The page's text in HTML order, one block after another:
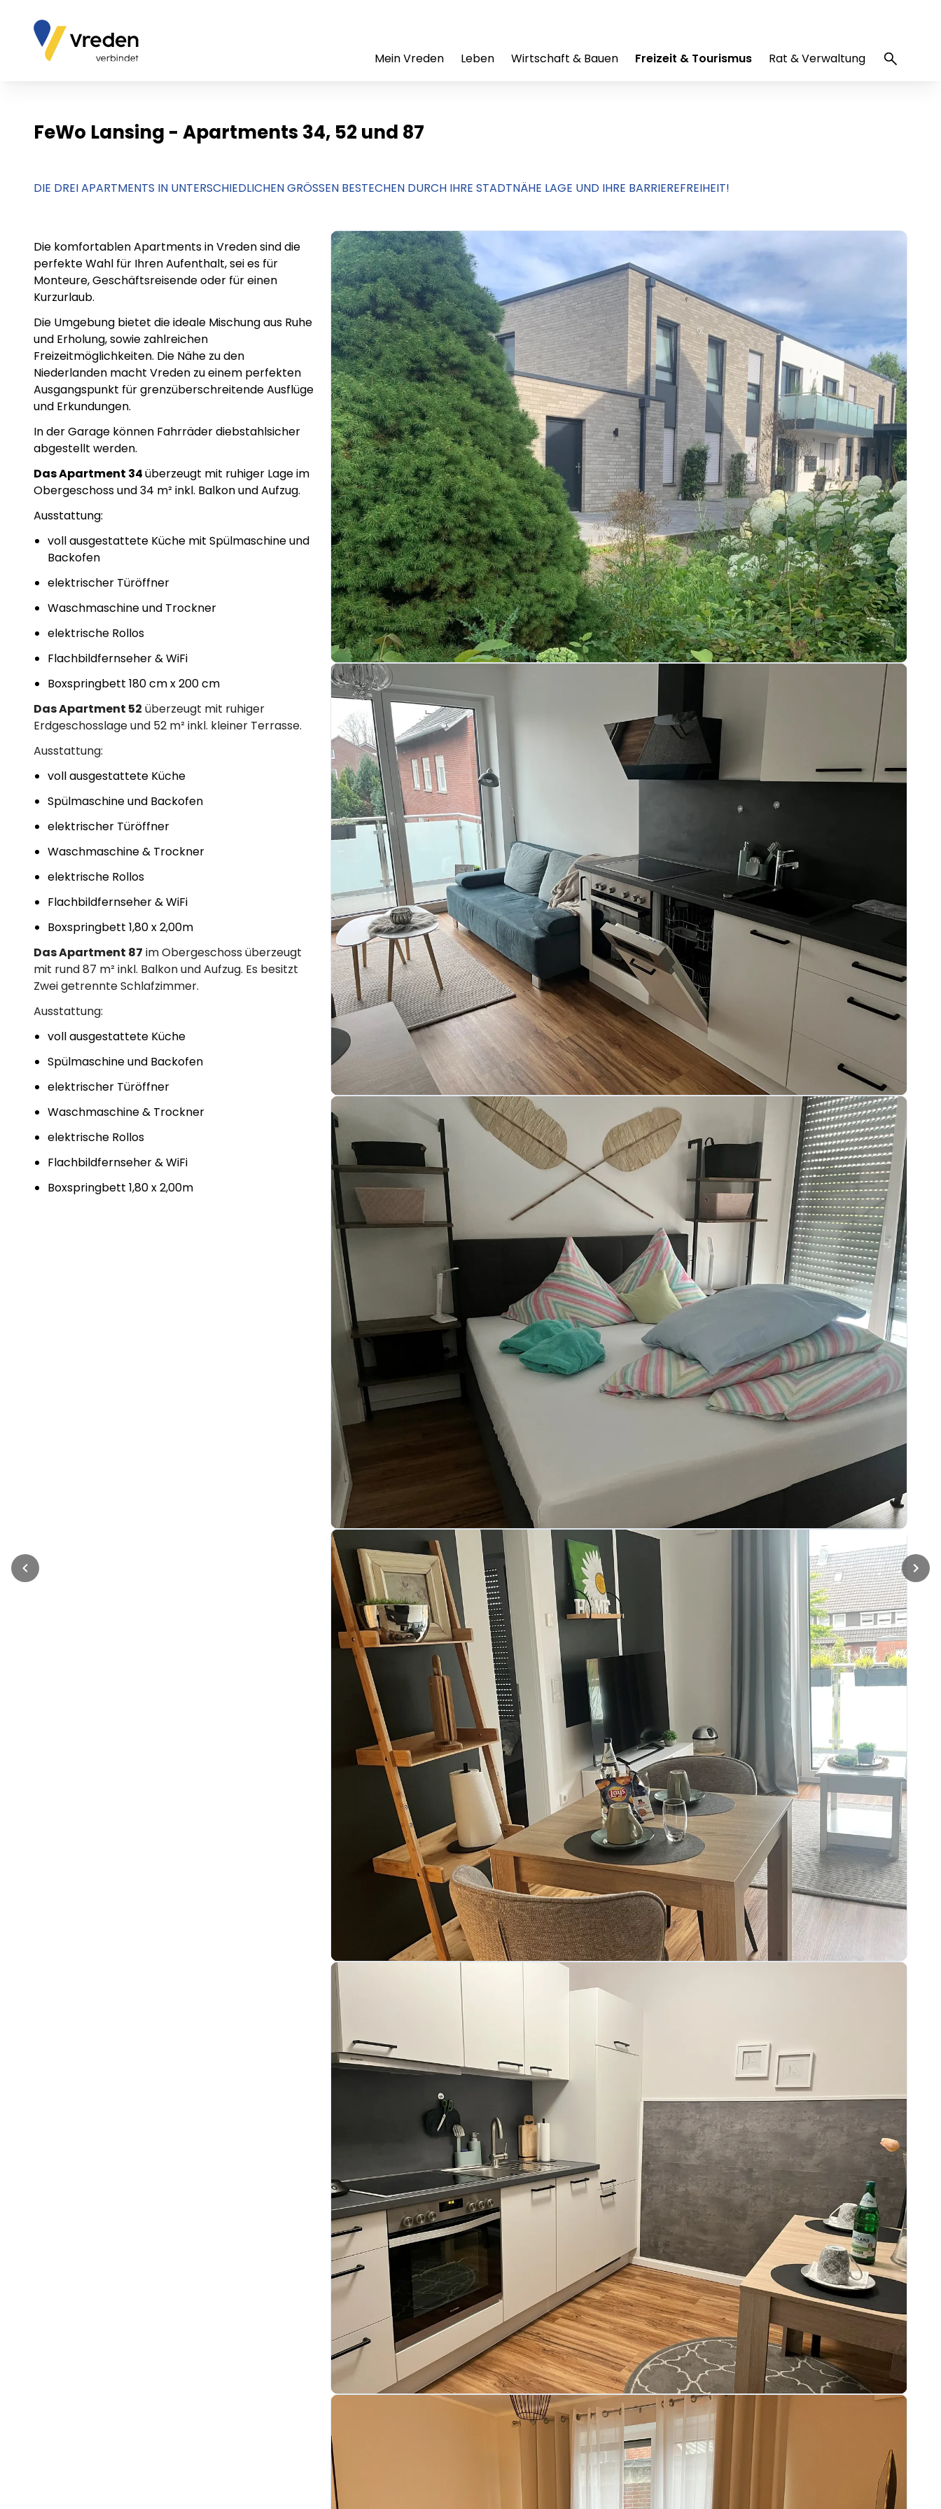
Mein Vreden Leben Wirtschaft & Bauen Freizeit & Tourismus Rat & Verwaltung
FeWo Lansing - Apartments 34, 52 und 87
DIE DREI APARTMENTS IN UNTERSCHIEDLICHEN GRÖSSEN BESTECHEN DURCH IHRE STADTNÄHE LAGE UND IHRE BARRIEREFREIHEIT!
Die komfortablen Apartments in Vreden sind die
perfekte Wahl für Ihren Aufenthalt, sei es für
Monteure, Geschäftsreisende oder für einen
Kurzurlaub.
Die Umgebung bietet die ideale Mischung aus Ruhe
und Erholung, sowie zahlreichen
Freizeitmöglichkeiten. Die Nähe zu den
Niederlanden macht Vreden zu einem perfekten
Ausgangspunkt für grenzüberschreitende Ausflüge
und Erkundungen.
In der Garage können Fahrräder diebstahlsicher
abgestellt werden.
Das Apartment 34überzeugt mit ruhiger Lage im
Obergeschoss und 34 m² inkl. Balkon und Aufzug.
Ausstattung:
voll ausgestattete Küche mit Spülmaschine und
Backofen
elektrischer Türöffner
Waschmaschine und Trockner
elektrische Rollos
Flachbildfernseher & WiFi
Boxspringbett 180 cm x 200 cm
Das Apartment 52 überzeugt mit ruhiger
Erdgeschosslage und 52 m² inkl. kleiner Terrasse.
Ausstattung:
voll ausgestattete Küche
Spülmaschine und Backofen
elektrischer Türöffner
Waschmaschine & Trockner
elektrische Rollos
Flachbildfernseher & WiFi
Boxspringbett 1,80 x 2,00m
Das Apartment 87 im Obergeschoss überzeugt
mit rund 87 m² inkl. Balkon und Aufzug. Es besitzt
Zwei getrennte Schlafzimmer.
Ausstattung:
voll ausgestattete Küche
Spülmaschine und Backofen
elektrischer Türöffner
Waschmaschine & Trockner
elektrische Rollos
Flachbildfernseher & WiFi
Boxspringbett 1,80 x 2,00m